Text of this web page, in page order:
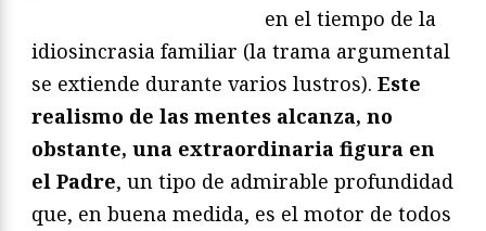
en el tiempo de la
idiosincrasia familiar (la trama argumental
se extiende durante varios lustros). Este
realismo de las mentes alcanza, no
obstante, una extraordinaria figura en
el Padre, un tipo de admirable profundidad
que, en buena medida, es el motor de todos